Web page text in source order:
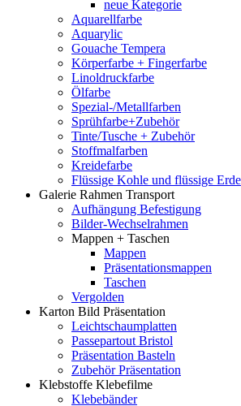
neue Kategorie
Aquarellfarbe
Aquarylic
Gouache Tempera
Körperfarbe + Fingerfarbe
Linoldruckfarbe
Ölfarbe
Spezial-/Metallfarben
Sprühfarbe+Zubehör
Tinte/Tusche + Zubehör
Stoffmalfarben
Kreidefarbe
Flüssige Kohle und flüssige Erde
Galerie Rahmen Transport
Aufhängung Befestigung
Bilder-Wechselrahmen
Mappen + Taschen
Mappen
Präsentationsmappen
Taschen
Vergolden
Karton Bild Präsentation
Leichtschaumplatten
Passepartout Bristol
Präsentation Basteln
Zubehör Präsentation
Klebstoffe Klebefilme
Klebebänder